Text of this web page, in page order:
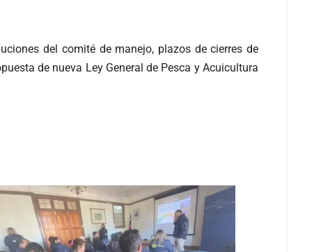
del comité de manejo, plazos de cierres de
de nueva Ley General de Pesca y Acuicultura